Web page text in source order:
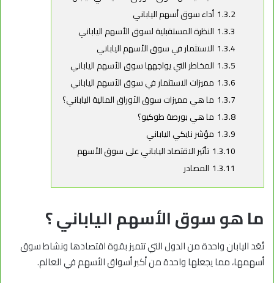
1.3.2 أداء سوق أسهم الياباني
1.3.3 النظرة المستقبلية لسوق الأسهم الياباني
1.3.4 الاستثمار في سوق الأسهم الياباني
1.3.5 المخاطر التي يواجهها سوق الأسهم الياباني
1.3.6 مميزات الاستثمار في سوق الأسهم الياباني
1.3.7 ما هي مميزات سوق الأوراق المالية الياباني؟
1.3.8 ما هي بورصة طوكيو؟
1.3.9 مؤشر نايكي الياباني
1.3.10 تأثير الاقتصاد الياباني على سوق الأسهم
1.3.11 المصادر
ما هو سوق الأسهم الياباني ؟
تُعَد اليابان واحدة من الدول التي تتميز بقوة اقتصادها ونشاط سوق
أسهمها، مما يجعلها واحدة من أكبر أسواق الأسهم في العالم.